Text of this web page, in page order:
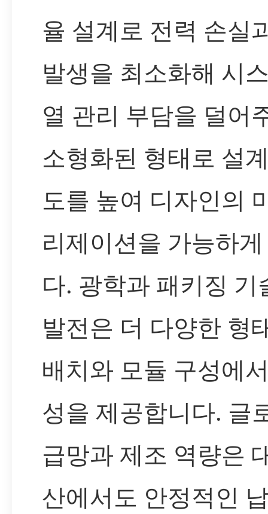
율 설계로 전력 손실
발생을 최소화해 시
열 관리 부담을 덜어
소형화된 형태로 설
도를 높여 디자인의
리제이션을 가능하
다. 광학과 패키징 기
발전은 더 다양한 형
배치와 모듈 구성에
성을 제공합니다. 글
급망과 제조 역량은
산에서도 안정적인